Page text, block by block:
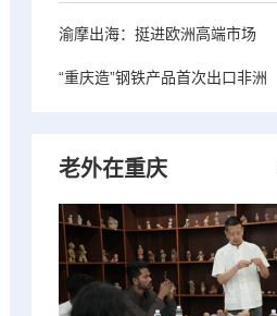
渝摩出海：挺进欧洲高端市场
“重庆造”钢铁产品首次出口非洲
老外在重庆